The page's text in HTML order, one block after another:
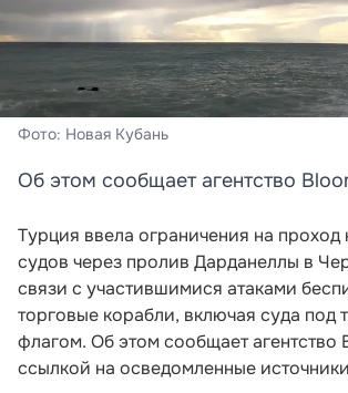
Фото: Новая Кубань
Об этом сообщает агентство
Турция ввела ограничения на
судов через пролив Дарданеллы в
связи с участившимися атаками
торговые корабли, включая суда под
флагом. Об этом сообщает агентство
ссылкой на осведомленные